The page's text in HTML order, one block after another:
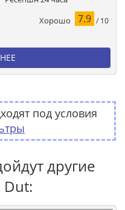
Хорошо 7.9 / 10
под условия
другие
Dut: